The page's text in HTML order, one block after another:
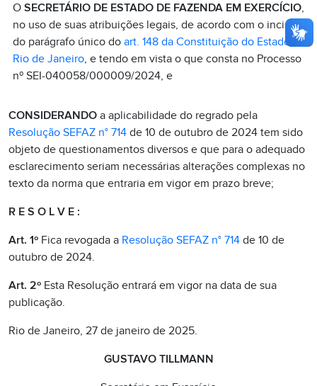
O SECRETÁRIO DE ESTADO DE FAZENDA EM EXERCÍCIO,
no uso de suas atribuições legais, de acordo com o inciso II
do parágrafo único doart. 148 da Constituição do Estado do
Rio de Janeiro, e tendo em vista o que consta no Processo
nº SEI-040058/000009/2024, e
CONSIDERANDO a aplicabilidade do regrado pela
Resolução SEFAZ n° 714 de 10 de outubro de 2024 tem sido
objeto de questionamentos diversos e que para o adequado
esclarecimento seriam necessárias alterações complexas no
texto da norma que entraria em vigor em prazo breve;
R E S O L V E :
Art. 1º Fica revogada a Resolução SEFAZ n° 714 de 10 de
outubro de 2024.
Art. 2º Esta Resolução entrará em vigor na data de sua
publicação.
Rio de Janeiro, 27 de janeiro de 2025.
GUSTAVO TILLMANN